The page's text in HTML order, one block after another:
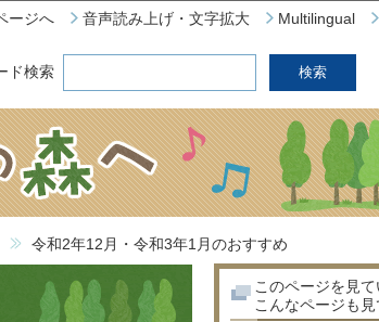
ージへ 音声読み上げ・文字拡大 Multilingual
ド検索
令和2年12月・令和3年1月のおすすめ
このページを見
こんなページも